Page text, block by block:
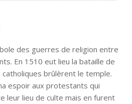
des guerres de religion entre
En 1510 eut lieu la bataille de
catholiques brûlèrent le temple.
espoir aux protestants qui
leur lieu de culte mais en furent